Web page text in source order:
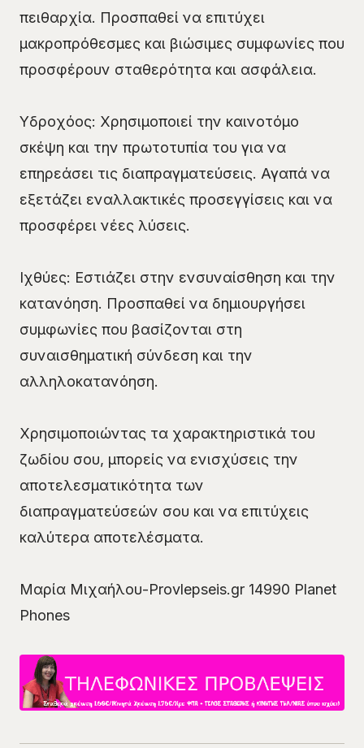
πειθαρχία. Προσπαθεί να επιτύχει
μακροπρόθεσμες και βιώσιμες συμφωνίες που
προσφέρουν σταθερότητα και ασφάλεια.
Υδροχόος: Χρησιμοποιεί την καινοτόμο
σκέψη και την πρωτοτυπία του για να
επηρεάσει τις διαπραγματεύσεις. Αγαπά να
εξετάζει εναλλακτικές προσεγγίσεις και να
προσφέρει νέες λύσεις.
Ιχθύες: Εστιάζει στην ενσυναίσθηση και την
κατανόηση. Προσπαθεί να δημιουργήσει
συμφωνίες που βασίζονται στη
συναισθηματική σύνδεση και την
αλληλοκατανόηση.
Χρησιμοποιώντας τα χαρακτηριστικά του
ζωδίου σου, μπορείς να ενισχύσεις την
αποτελεσματικότητα των
διαπραγματεύσεών σου και να επιτύχεις
καλύτερα αποτελέσματα.
Μαρία Μιχαήλου-Provlepseis.gr 14990 Planet
Phones